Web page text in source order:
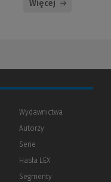
Więcej
Wydawnictwa
Autorzy
Serie
Hasła LEX
Segmenty